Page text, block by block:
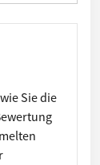
Sie die